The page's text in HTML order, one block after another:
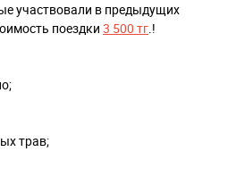
участвовали в предыдущих
поездки 3 500 тг.!
трав;